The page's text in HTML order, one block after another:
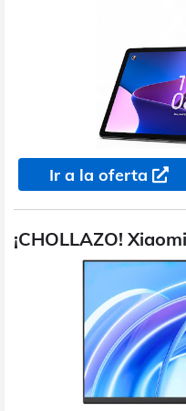
Ir a la oferta
¡CHOLLAZO!